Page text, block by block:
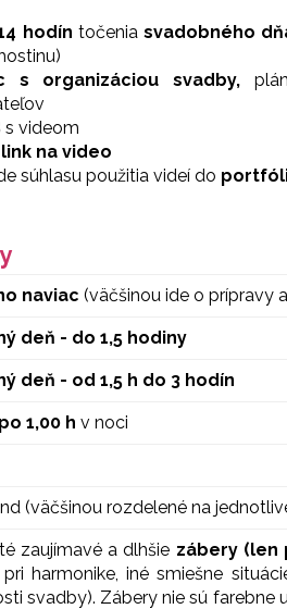
hodín točeniasvadobného
s organizáciou svadby,
s videom
na video
súhlasu použitia videí do
naviac (väčšinou ide o prípravy
deň - do 1,5 hodiny
deň - od 1,5 h do 3 hodín
1,00 h v noci
(väčšinou rozdelené na
zaujímavé a dlhšie zábery (len
harmonike, iné smiešne
svadby). Zábery nie sú